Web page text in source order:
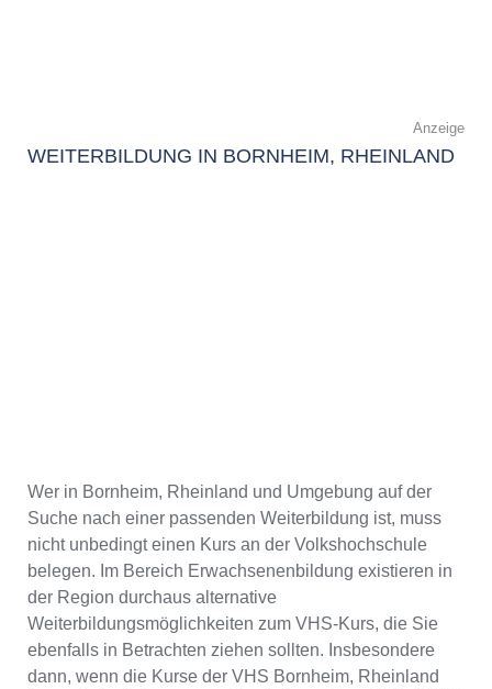
Anzeige
WEITERBILDUNG IN BORNHEIM, RHEINLAND
Wer in Bornheim, Rheinland und Umgebung auf der
Suche nach einer passenden Weiterbildung ist, muss
nicht unbedingt einen Kurs an der Volkshochschule
belegen. Im Bereich Erwachsenenbildung existieren in
der Region durchaus alternative
Weiterbildungsmöglichkeiten zum VHS-Kurs, die Sie
ebenfalls in Betrachten ziehen sollten. Insbesondere
dann, wenn die Kurse der VHS Bornheim, Rheinland